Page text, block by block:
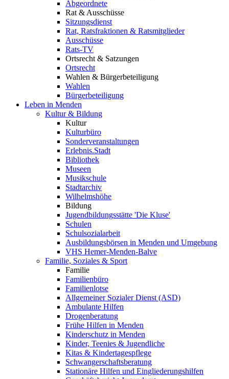
Abgeordnete
Rat & Ausschüsse
Sitzungsdienst
Rat, Ratsfraktionen & Ratsmitglieder
Ausschüsse
Rats-TV
Ortsrecht & Satzungen
Ortsrecht
Wahlen & Bürgerbeteiligung
Wahlen
Bürgerbeteiligung
Leben in Menden
Kultur & Bildung
Kultur
Kulturbüro
Sonderveranstaltungen
Erlebnis.Stadt
Bibliothek
Museen
Musikschule
Stadtarchiv
Wilhelmshöhe
Bildung
Jugendbildungsstätte 'Die Kluse'
Schulen
Schulsozialarbeit
Ausbildungsbörsen in Menden und Umgebung
VHS Hemer-Menden-Balve
Familie, Soziales & Sport
Familie
Familienbüro
Familienlotse
Allgemeiner Sozialer Dienst (ASD)
Ambulante Hilfen
Drogenberatung
Frühe Hilfen in Menden
Kinderschutz in Menden
Kinder, Teenies & Jugendliche
Kitas & Kindertagespflege
Schwangerschaftsberatung
Stationäre Hilfen und Eingliederungshilfen